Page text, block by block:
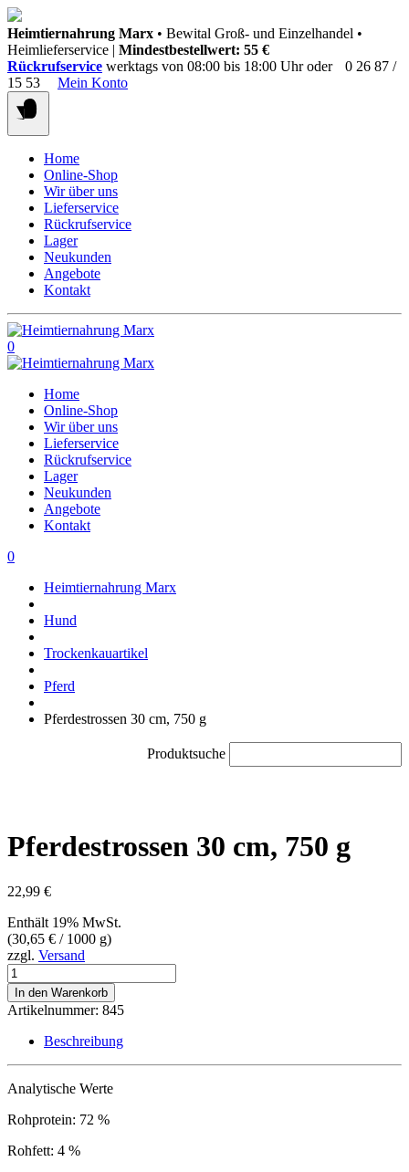
Springen
Sie
zum
Inhalt
Heimtiernahrung Marx • Bewital Groß- und Einzelhandel •
Heimlieferservice | Mindestbestellwert: 55 €
Rückrufservice werktags von 08:00 bis 18:00 Uhr oder
0 26 87 /
15 53
Mein Konto
Home
Online-Shop
Wir über uns
Lieferservice
Rückrufservice
Lager
Neukunden
Angebote
Kontakt
0
Home
Online-Shop
Wir über uns
Lieferservice
Rückrufservice
Lager
Neukunden
Angebote
Kontakt
0
Heimtiernahrung Marx
Hund
Trockenkauartikel
Pferd
Pferdestrossen 30 cm, 750 g
Produktsuche
Pferdestrossen 30 cm, 750 g
22,99 €
Enthält 19% MwSt.
(30,65 € / 1000 g)
zzgl. Versand
Pferdestrossen
30
cm,
750
Menge
In den Warenkorb
Artikelnummer: 845
Beschreibung
Analytische Werte
Rohprotein: 72 %
Rohfett: 4 %